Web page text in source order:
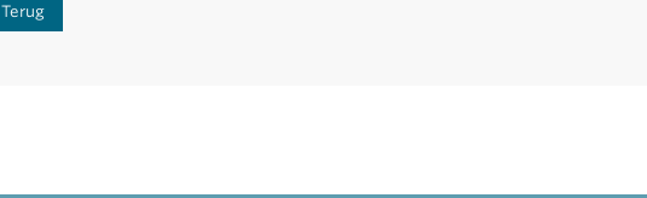
Terug